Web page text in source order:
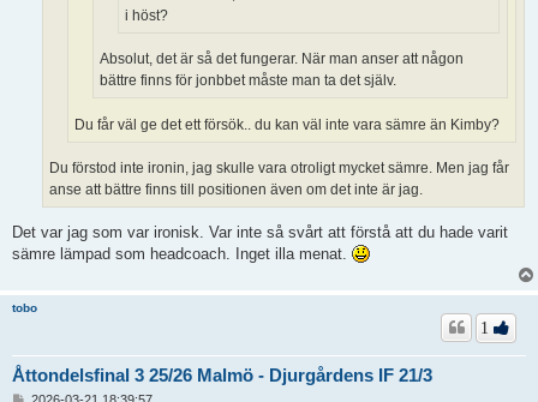
i höst?
Absolut, det är så det fungerar. När man anser att någon
bättre finns för jonbbet måste man ta det själv.
Du får väl ge det ett försök.. du kan väl inte vara sämre än Kimby?
Du förstod inte ironin, jag skulle vara otroligt mycket sämre. Men jag får
anse att bättre finns till positionen även om det inte är jag.
Det var jag som var ironisk. Var inte så svårt att förstå att du hade varit
sämre lämpad som headcoach. Inget illa menat.
tobo
Åttondelsfinal 3 25/26 Malmö - Djurgårdens IF 21/3
1